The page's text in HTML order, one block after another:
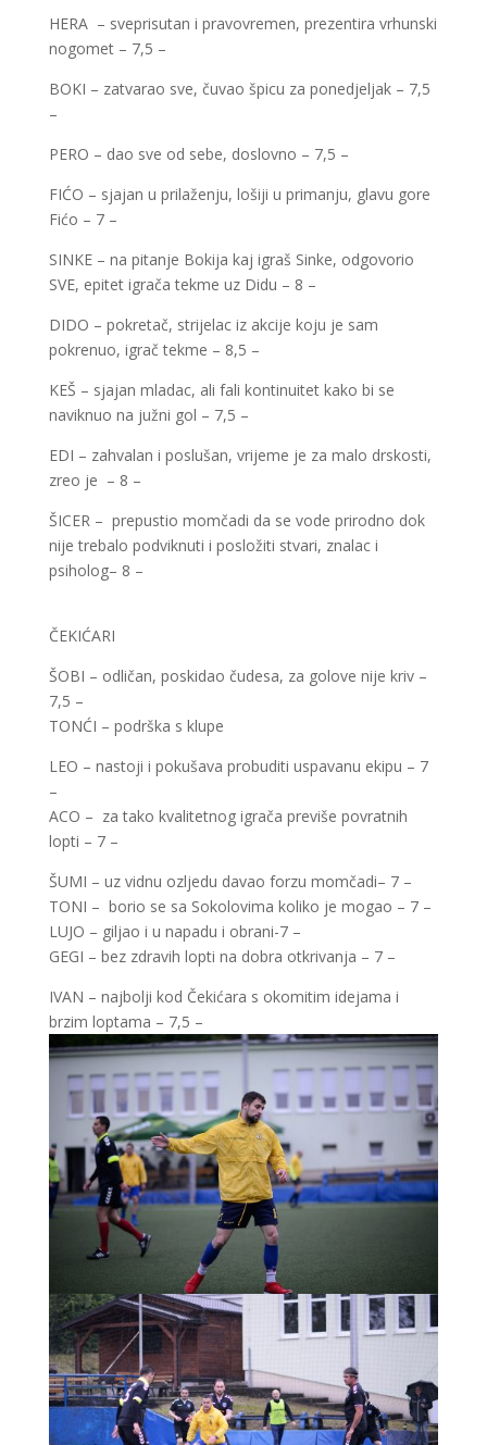
HERA – sveprisutan i pravovremen, prezentira vrhunski
nogomet – 7,5 –
BOKI – zatvarao sve, čuvao špicu za ponedjeljak – 7,5
–
PERO – dao sve od sebe, doslovno – 7,5 –
FIĆO – sjajan u prilaženju, lošiji u primanju, glavu gore
Fićo – 7 –
SINKE – na pitanje Bokija kaj igraš Sinke, odgovorio
SVE, epitet igrača tekme uz Didu – 8 –
DIDO – pokretač, strijelac iz akcije koju je sam
pokrenuo, igrač tekme – 8,5 –
KEŠ – sjajan mladac, ali fali kontinuitet kako bi se
naviknuo na južni gol – 7,5 –
EDI – zahvalan i poslušan, vrijeme je za malo drskosti,
zreo je – 8 –
ŠICER – prepustio momčadi da se vode prirodno dok
nije trebalo podviknuti i posložiti stvari, znalac i
psiholog– 8 –
ČEKIĆARI
ŠOBI – odličan, poskidao čudesa, za golove nije kriv –
7,5 –
TONĆI – podrška s klupe
LEO – nastoji i pokušava probuditi uspavanu ekipu – 7
–
ACO – za tako kvalitetnog igrača previše povratnih
lopti – 7 –
ŠUMI – uz vidnu ozljedu davao forzu momčadi– 7 –
TONI – borio se sa Sokolovima koliko je mogao – 7 –
LUJO – giljao i u napadu i obrani-7 –
GEGI – bez zdravih lopti na dobra otkrivanja – 7 –
IVAN – najbolji kod Čekićara s okomitim idejama i
brzim loptama – 7,5 –